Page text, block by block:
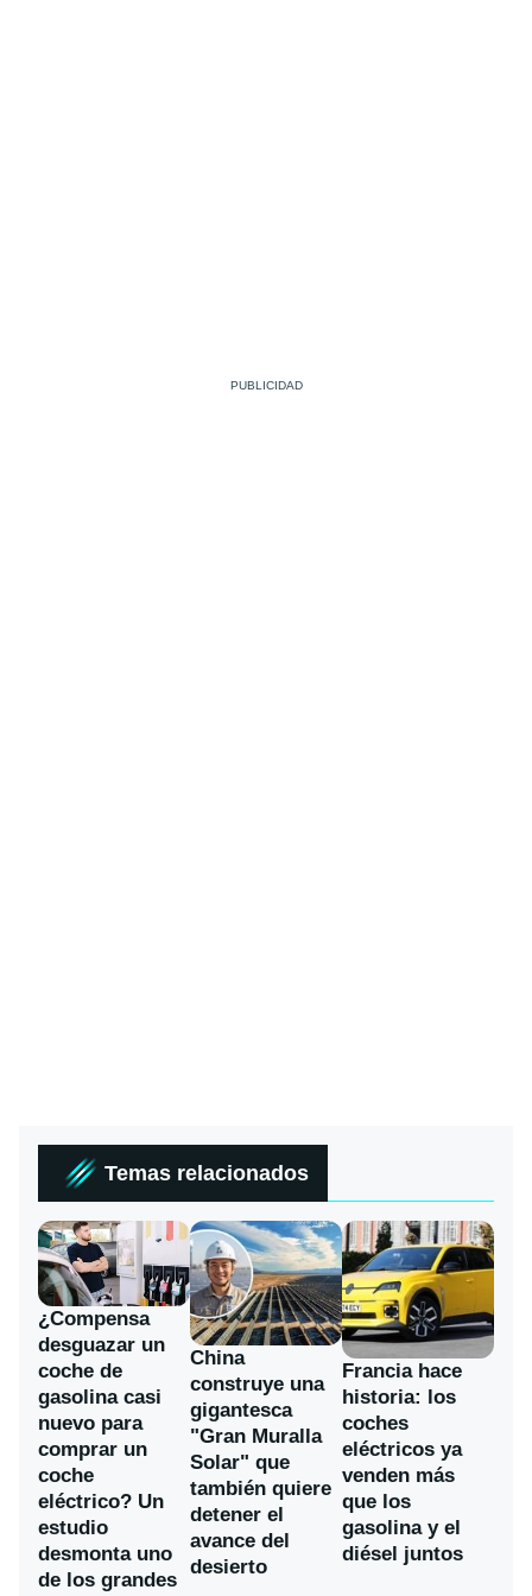
Temas relacionados
¿Compensa
desguazar un
coche de
gasolina casi
nuevo para
comprar un
coche
eléctrico? Un
estudio
desmonta uno
de los grandes
China
construye una
gigantesca
"Gran Muralla
Solar" que
también quiere
detener el
avance del
desierto
Francia hace
historia: los
coches
eléctricos ya
venden más
que los
gasolina y el
diésel juntos